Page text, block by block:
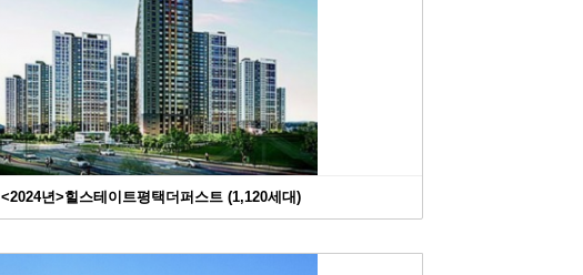
<2024년>힐스테이트평택더퍼스트 (1,120세대)